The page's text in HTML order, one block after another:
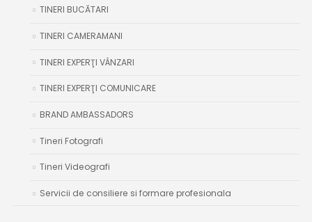
TINERI BUCĂTARI
TINERI CAMERAMANI
TINERI EXPERŢI VÂNZARI
TINERI EXPERŢI COMUNICARE
BRAND AMBASSADORS
Tineri Fotografi
Tineri Videografi
Servicii de consiliere si formare profesionala